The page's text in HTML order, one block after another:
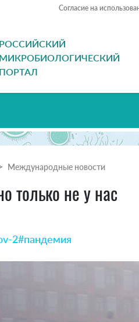
Согласие на
РОССИЙСКИЙ
МИКРОБИОЛОГИЧЕСКИЙ
ПОРТАЛ
Международные новости
только не у нас
2#пандемия